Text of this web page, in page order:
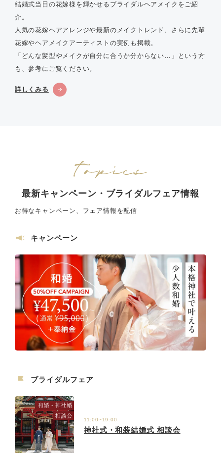
結婚式当日の花嫁様を輝かせるブライダルヘアメイクをご紹
介。
人気の花嫁ヘアアレンジや最新のメイクトレンド、さらに先輩
花嫁やヘアメイクアーティストの実例も掲載。
「どんな髪型やメイクが自分に合うか分からない…」という方
も、参考にご覧ください。
詳しくみる
最新キャンペーン・ブライダルフェア情報
お得なキャンペーン、フェア情報を配信
キャンペーン
ブライダルフェア
11:00~19:00
神社式・和装結婚式 相談会